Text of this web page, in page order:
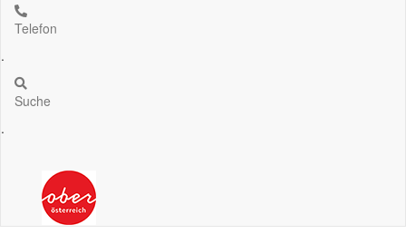
Telefon
.
Suche
.